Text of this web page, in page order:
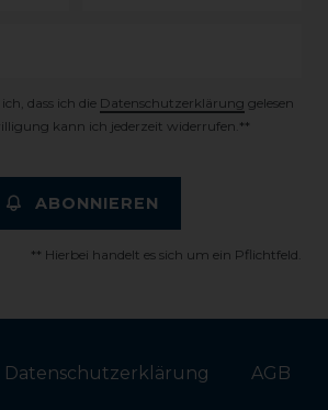
dass ich die Daten­schutz­erklärung gelesen
kann ich jederzeit widerrufen.**
ABONNIEREN
** Hierbei handelt es sich um ein Pflichtfeld.
Daten­schutz­erklärung AGB